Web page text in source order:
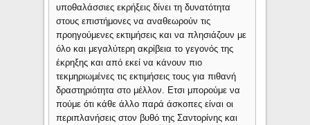
υποθαλάσσιες εκρήξεις δίνει τη δυνατότητα
στους επιστήμονες να αναθεωρούν τις
προηγούμενες εκτιμήσεις και να πλησιάζουν με
όλο και μεγαλύτερη ακρίβεια το γεγονός της
έκρηξης και από εκεί να κάνουν πιο
τεκμηριωμένες τις εκτιμήσεις τους για πιθανή
δραστηριότητα στο μέλλον. Ετσι μπορούμε να
πούμε ότι κάθε άλλο παρά άσκοπες είναι οι
περιπλανήσεις στον βυθό της Σαντορίνης και